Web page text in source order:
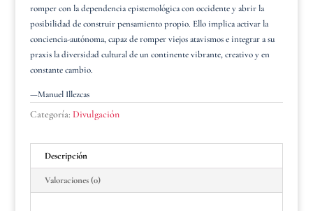
romper con la dependencia epistemológica con occidente y abrir la
posibilidad de construir pensamiento propio. Ello implica activar la
conciencia-autónoma, capaz de romper viejos atavismos e integrar a su
praxis la diversidad cultural de un continente vibrante, creativo y en
constante cambio.
—Manuel Illezcas
Categoría: Divulgación
Descripción
Valoraciones (0)